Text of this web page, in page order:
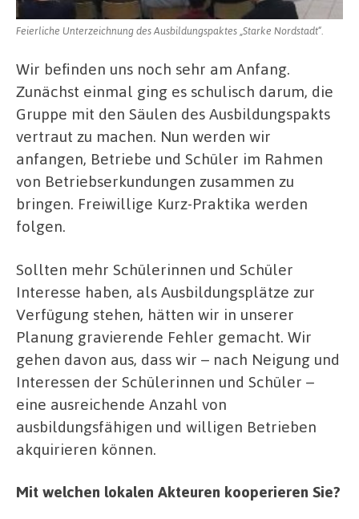
Feierliche Unterzeichnung des Ausbildungspaktes „Starke Nordstadt“.
Wir befinden uns noch sehr am Anfang.
Zunächst einmal ging es schulisch darum, die
Gruppe mit den Säulen des Ausbildungspakts
vertraut zu machen. Nun werden wir
anfangen, Betriebe und Schüler im Rahmen
von Betriebserkundungen zusammen zu
bringen. Freiwillige Kurz-Praktika werden
folgen.
Sollten mehr Schülerinnen und Schüler
Interesse haben, als Ausbildungsplätze zur
Verfügung stehen, hätten wir in unserer
Planung gravierende Fehler gemacht. Wir
gehen davon aus, dass wir – nach Neigung und
Interessen der Schülerinnen und Schüler –
eine ausreichende Anzahl von
ausbildungsfähigen und willigen Betrieben
akquirieren können.
Mit welchen lokalen Akteuren kooperieren Sie?